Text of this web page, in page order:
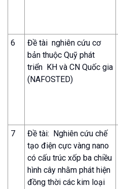
6
Đề tài nghiên cứu cơ
bản thuộc Quỹ phát
triển KH và CN Quốc gia
(NAFOSTED)
7
Đề tài: Nghiên cứu chế
tạo điện cực vàng nano
có cấu trúc xốp ba chiều
hình cây nhằm phát hiện
đồng thời các kim loại